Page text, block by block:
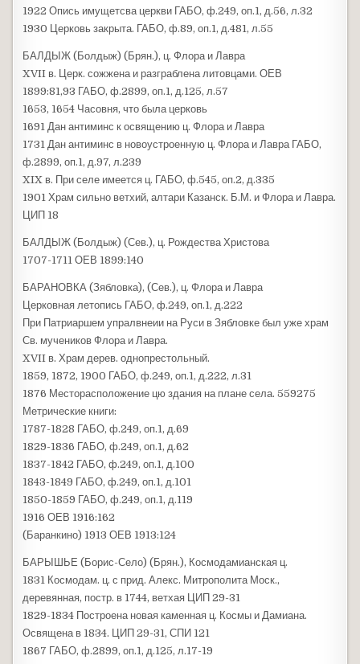
1922 Опись имущетсва церкви ГАБО, ф.249, оп.1, д.56, л.32
1930 Церковь закрыта. ГАБО, ф.89, оп.1, д.481, л.55
БАЛДЫЖ (Болдыж) (Брян.), ц. Флора и Лавра
XVII в. Церк. сожжена и разграблена литовцами. ОЕВ
1899:81,93 ГАБО, ф.2899, оп.1, д.125, л.57
1653, 1654 Часовня, что была церковь
1691 Дан антиминс к освящению ц. Флора и Лавра
1731 Дан антиминс в новоустроенную ц. Флора и Лавра ГАБО,
ф.2899, оп.1, д.97, л.239
XIX в. При селе имеется ц. ГАБО, ф.545, оп.2, д.335
1901 Храм сильно ветхий, алтари Казанск. Б.М. и Флора и Лавра.
ЦИП 18
БАЛДЫЖ (Болдыж) (Сев.), ц. Рождества Христова
1707-1711 ОЕВ 1899:140
БАРАНОВКА (Зябловка), (Сев.), ц. Флора и Лавра
Церковная летопись ГАБО, ф.249, оп.1, д.222
При Патриаршем упралвнеии на Руси в Зябловке был уже храм
Св. мучеников Флора и Лавра.
XVII в. Храм дерев. однопрестольный.
1859, 1872, 1900 ГАБО, ф.249, оп.1, д.222, л.31
1876 Месторасположение цю здания на плане села. 559275
Метрические книги:
1787-1828 ГАБО, ф.249, оп.1, д.69
1829-1836 ГАБО, ф.249, оп.1, д.62
1837-1842 ГАБО, ф.249, оп.1, д.100
1843-1849 ГАБО, ф.249, оп.1, д.101
1850-1859 ГАБО, ф.249, оп.1, д.119
1916 ОЕВ 1916:162
(Баранкино) 1913 ОЕВ 1913:124
БАРЫШЬЕ (Борис-Село) (Брян.), Космодамианская ц.
1831 Космодам. ц. с прид. Алекс. Митрополита Моск.,
деревянная, постр. в 1744, ветхая ЦИП 29-31
1829-1834 Построена новая каменная ц. Космы и Дамиана.
Освящена в 1834. ЦИП 29-31, СПИ 121
1867 ГАБО, ф.2899, оп.1, д.125, л.17-19